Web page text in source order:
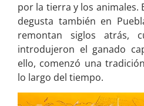
por la tierra y los animales.
degusta también en
remontan siglos atrás,
introdujeron el ganado
ello, comenzó una
lo largo del tiempo.